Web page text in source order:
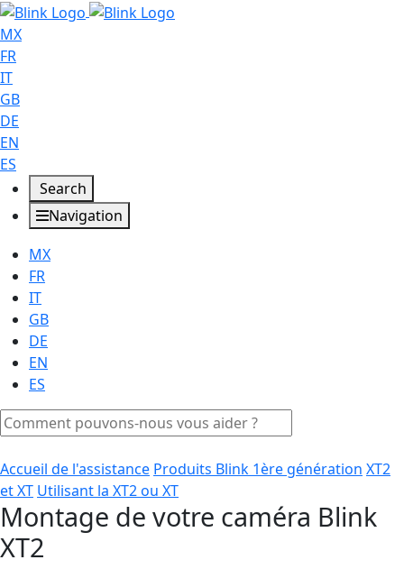
MX
FR
IT
GB
DE
EN
ES
Search
Navigation
MX
FR
IT
GB
DE
EN
ES
Accueil de l'assistance Produits Blink 1ère génération XT2
et XT Utilisant la XT2 ou XT
Montage de votre caméra Blink
XT2